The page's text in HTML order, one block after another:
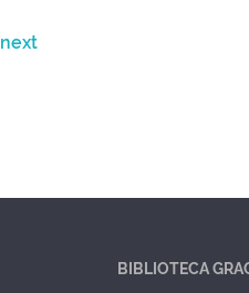
next
BIBLIOTECA